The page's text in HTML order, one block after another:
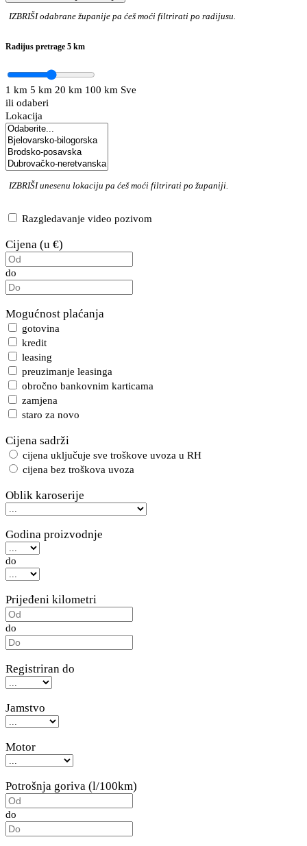
IZBRIŠIodabrane županije pa ćeš moći filtrirati po radijusu.
Radijus pretrage 5 km
1 km 5 km 20 km 100 km Sve
ili odaberi
Lokacija
IZBRIŠIunesenu lokaciju pa ćeš moći filtrirati po županiji.
Razgledavanje video pozivom
Cijena (u €)
do
Mogućnost plaćanja
gotovina
kredit
leasing
preuzimanje leasinga
obročno bankovnim karticama
zamjena
staro za novo
Cijena sadrži
cijena uključuje sve troškove uvoza u RH
cijena bez troškova uvoza
Oblik karoserije
Godina proizvodnje
do
Prijeđeni kilometri
do
Registriran do
Jamstvo
Motor
Potrošnja goriva (l/100km)
do